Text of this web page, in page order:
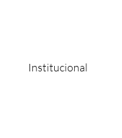
Institucional